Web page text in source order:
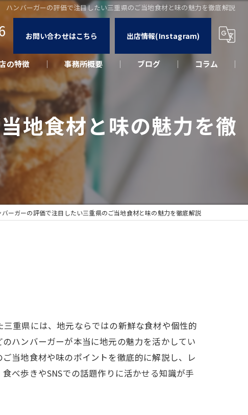
ハンバーガーの評価で注目したい三重県のご当地食材と味の魅力を徹底解説
お問い合わせはこちら 出店情報(Instagram)
の特徴
チンカー
アウト
ポーク
い
事務所概要 ブログ コラム
地食材と味の魅力を徹
バーガーの評価で注目したい三重県のご当地食材と味の魅力を徹底解説
重県には、地元ならではの新鮮な食材や個性的
ハンバーガーが本当に地元の魅力を活かしてい
当地食材や味のポイントを徹底的に解説し、レ
べ歩きやSNSでの話題作りに活かせる知識が手